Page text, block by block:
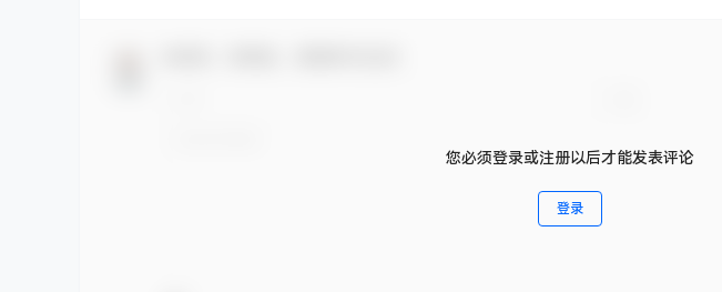
您必须登录或注册以后才能发表评论
登录